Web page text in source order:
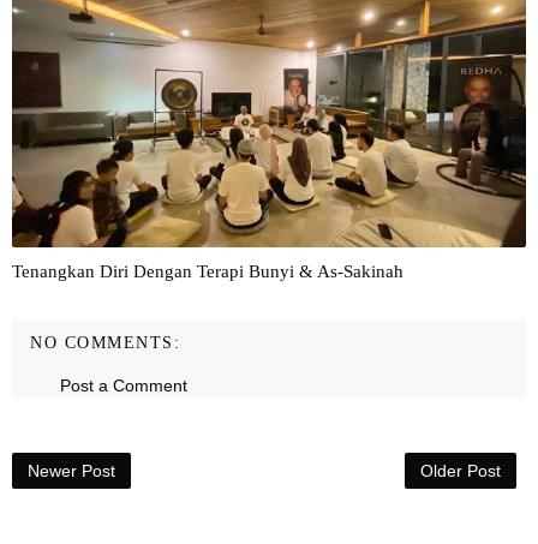
Tenangkan Diri Dengan Terapi Bunyi & As-Sakinah
NO COMMENTS:
Post a Comment
Newer Post Older Post